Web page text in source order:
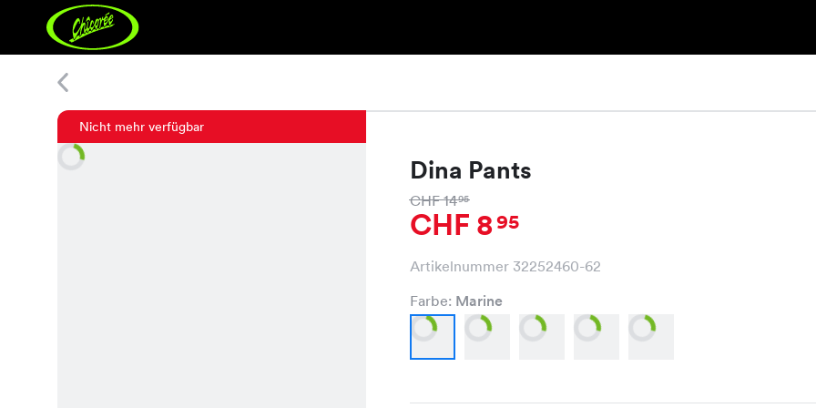
Nicht mehr verfügbar
Dina Pants
CHF 1495
CHF 895
Artikelnummer 32252460-62
Farbe: Marine